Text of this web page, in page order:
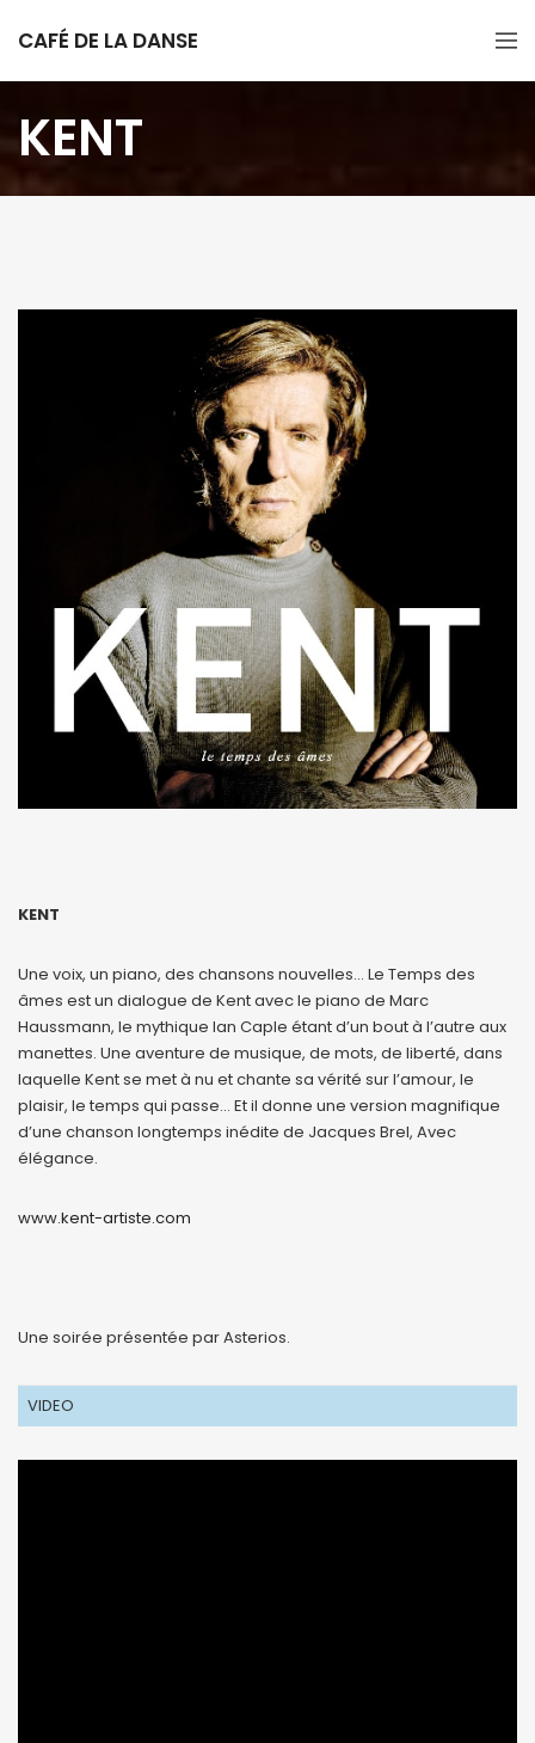
CAFÉ DE LA DANSE
KENT
KENT
Une voix, un piano, des chansons nouvelles… Le Temps des
âmes est un dialogue de Kent avec le piano de Marc
Haussmann, le mythique Ian Caple étant d’un bout à l’autre aux
manettes. Une aventure de musique, de mots, de liberté, dans
laquelle Kent se met à nu et chante sa vérité sur l’amour, le
plaisir, le temps qui passe… Et il donne une version magnifique
d’une chanson longtemps inédite de Jacques Brel, Avec
élégance.
www.kent-artiste.com
Une soirée présentée par Asterios.
VIDEO